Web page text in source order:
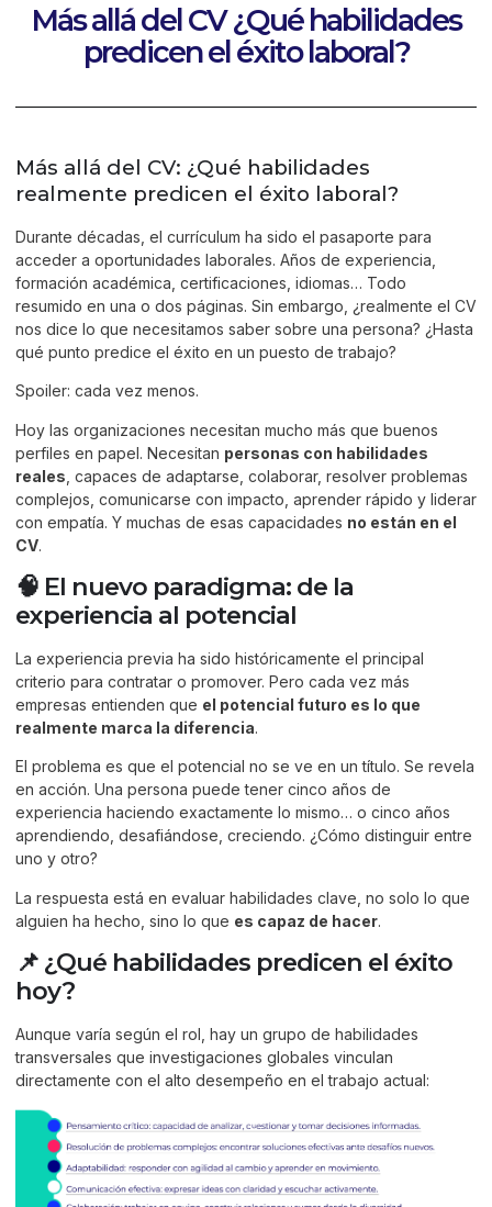
Más allá del CV ¿Qué habilidades
predicen el éxito laboral?
Más allá del CV: ¿Qué habilidades
realmente predicen el éxito laboral?
Durante décadas, el currículum ha sido el pasaporte para
acceder a oportunidades laborales. Años de experiencia,
formación académica, certificaciones, idiomas… Todo
resumido en una o dos páginas. Sin embargo, ¿realmente el CV
nos dice lo que necesitamos saber sobre una persona? ¿Hasta
qué punto predice el éxito en un puesto de trabajo?
Spoiler: cada vez menos.
Hoy las organizaciones necesitan mucho más que buenos
perfiles en papel. Necesitan personas con habilidades
reales , capaces de adaptarse, colaborar, resolver problemas
complejos, comunicarse con impacto, aprender rápido y liderar
con empatía. Y muchas de esas capacidades no están en el
CV.
🧠 El nuevo paradigma: de la
experiencia al potencial
La experiencia previa ha sido históricamente el principal
criterio para contratar o promover. Pero cada vez más
empresas entienden que el potencial futuro es lo que
realmente marca la diferencia.
El problema es que el potencial no se ve en un título. Se revela
en acción. Una persona puede tener cinco años de
experiencia haciendo exactamente lo mismo… o cinco años
aprendiendo, desafiándose, creciendo. ¿Cómo distinguir entre
uno y otro?
La respuesta está en evaluar habilidades clave, no solo lo que
alguien ha hecho, sino lo que es capaz de hacer.
📌 ¿Qué habilidades predicen el éxito
hoy?
Aunque varía según el rol, hay un grupo de habilidades
transversales que investigaciones globales vinculan
directamente con el alto desempeño en el trabajo actual: